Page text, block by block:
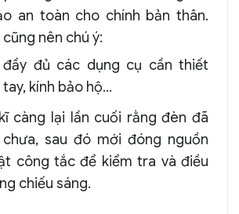
an toàn cho chính bản thân.
nên chú ý:
đầy đủ các dụng cụ cần thiết
kính bảo hộ…
càng lại lần cuối rằng đèn đã
sau đó mới đóng nguồn
công tắc để kiểm tra và điều
chiếu sáng.